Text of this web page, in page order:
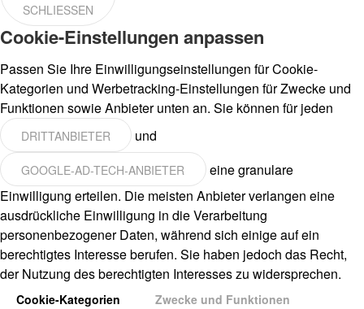
SCHLIESSEN
Cookie-Einstellungen anpassen
Passen Sie Ihre Einwilligungseinstellungen für Cookie-
Kategorien und Werbetracking-Einstellungen für Zwecke und
Funktionen sowie Anbieter unten an. Sie können für jeden
DRITTANBIETER und
GOOGLE-AD-TECH-ANBIETER
eine granulare
Einwilligung erteilen. Die meisten Anbieter verlangen eine
ausdrückliche Einwilligung in die Verarbeitung
personenbezogener Daten, während sich einige auf ein
berechtigtes Interesse berufen. Sie haben jedoch das Recht,
der Nutzung des berechtigten Interesses zu widersprechen.
Cookie-Kategorien Zwecke und Funktionen